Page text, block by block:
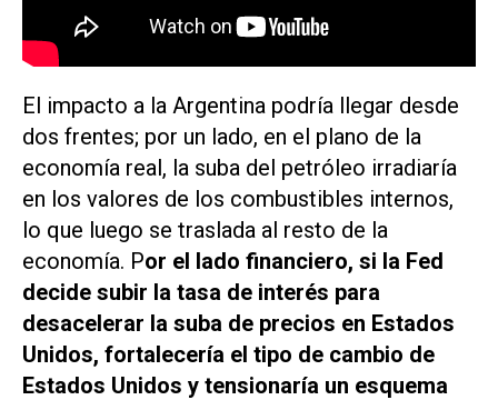
El impacto a la Argentina podría llegar desde
dos frentes; por un lado, en el plano de la
economía real, la suba del petróleo irradiaría
en los valores de los combustibles internos,
lo que luego se traslada al resto de la
economía. Por el lado financiero, si la Fed
decide subir la tasa de interés para
desacelerar la suba de precios en Estados
Unidos, fortalecería el tipo de cambio de
Estados Unidos y tensionaría un esquema